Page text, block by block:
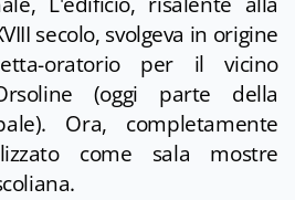
secolo, svolgeva in origine
oratorio per il vicino
(oggi parte della
Ora, completamente
come sala mostre